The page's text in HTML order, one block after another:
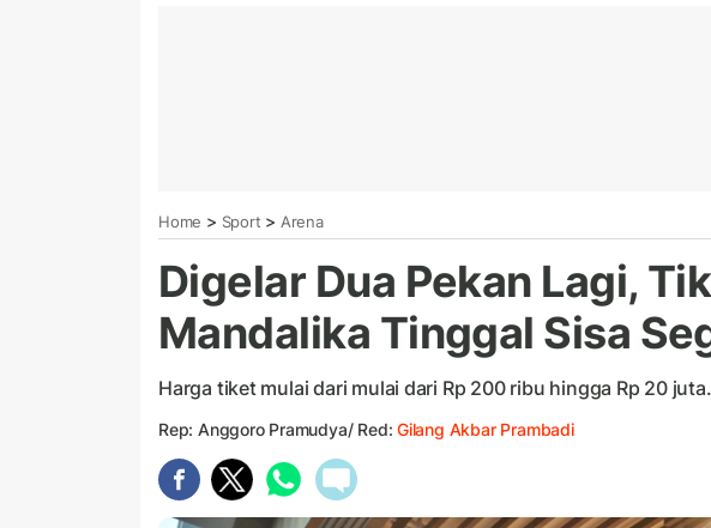
Home > Sport > Arena
Digelar Dua Pekan Lagi,
Mandalika Tinggal Sisa
Harga tiket mulai dari mulai dari Rp 200 ribu hingga Rp 20 juta.
Rep: Anggoro Pramudya/ Red:Gilang Akbar Prambadi